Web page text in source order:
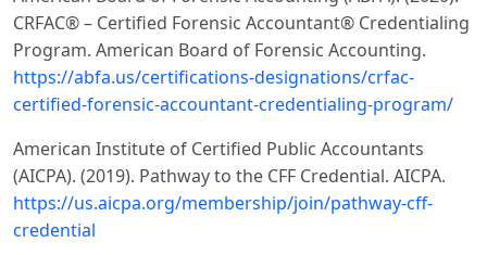
CRFAC® – Certified Forensic Accountant® Credentialing
Program. American Board of Forensic Accounting.
https://abfa.us/certifications-designations/crfac-
certified-forensic-accountant-credentialing-program/
American Institute of Certified Public Accountants
(AICPA). (2019). Pathway to the CFF Credential. AICPA.
https://us.aicpa.org/membership/join/pathway-cff-
credential